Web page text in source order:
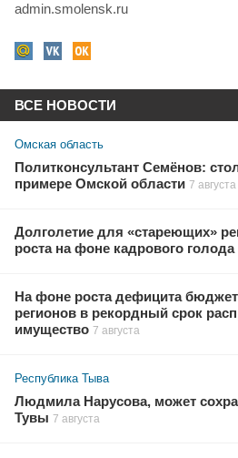
admin.smolensk.ru
ВСЕ НОВОСТИ
Омская область
Политконсультант Семёнов:
примере Омской области 7 августа
Долголетие для «стареющих»
роста на фоне кадрового голода
На фоне роста дефицита
регионов в рекордный срок
имущество 7 августа
Республика Тыва
Людмила Нарусова, может
Тувы 7 августа